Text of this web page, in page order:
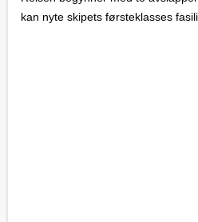
kan nyte skipets førsteklasses